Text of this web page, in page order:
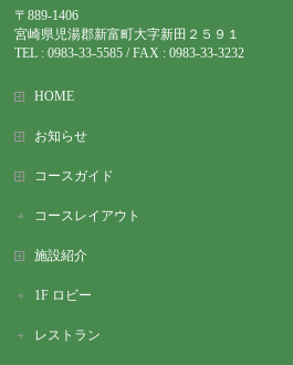
〒889-1406
宮崎県児湯郡新富町大字新田２５９１
TEL : 0983-33-5585 / FAX : 0983-33-3232
HOME
お知らせ
コースガイド
コースレイアウト
施設紹介
1F ロビー
レストラン